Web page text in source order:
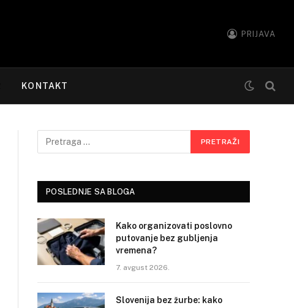
PRIJAVA
KONTAKT
POSLEDNJE SA BLOGA
Kako organizovati poslovno
putovanje bez gubljenja
vremena?
7. avgust 2026.
Slovenija bez žurbe: kako